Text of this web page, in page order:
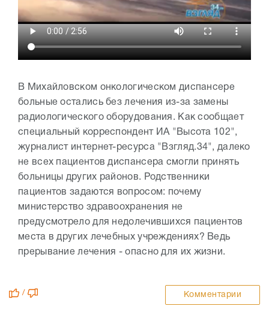
В Михайловском онкологическом диспансере
больные остались без лечения из-за замены
радиологического оборудования. Как сообщает
специальный корреспондент ИА "Высота 102",
журналист интернет-ресурса "Взгляд.34", далеко
не всех пациентов диспансера смогли принять
больницы других районов. Родственники
пациентов задаются вопросом: почему
министерство здравоохранения не
предусмотрело для недолечившихся пациентов
места в других лечебных учреждениях? Ведь
прерывание лечения - опасно для их жизни.
/ Комментарии